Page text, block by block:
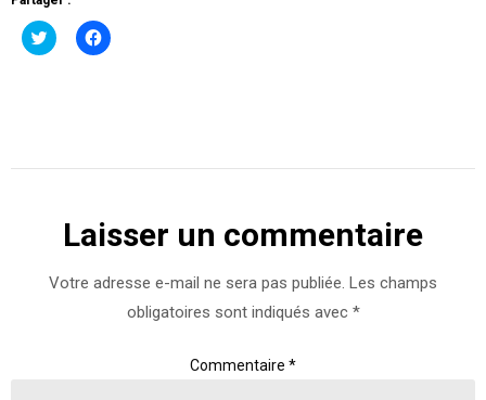
Cliquez
pour
Cliquez
pour
Laisser un commentaire
Votre adresse e-mail ne sera pas publiée. Les champs
obligatoires sont indiqués avec *
Commentaire *